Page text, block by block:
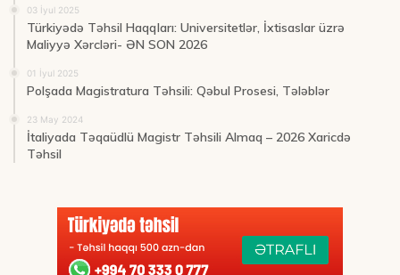
03 İyul 2025
Türkiyədə Təhsil Haqqları: Universitetlər, İxtisaslar üzrə
Maliyyə Xərcləri- ƏN SON 2026
01 İyul 2025
Polşada Magistratura Təhsili: Qəbul Prosesi, Tələblər
23 May 2024
İtaliyada Təqaüdlü Magistr Təhsili Almaq – 2026 Xaricdə
Təhsil